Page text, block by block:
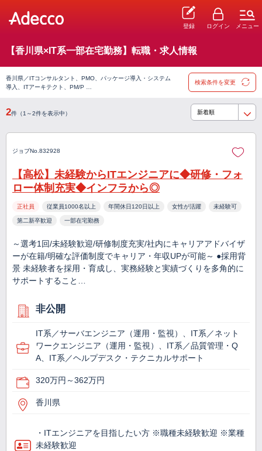
登録 ログイン メニュー
【香川県×IT系一部在宅勤務】転職・求人情報
香川県／ITコンサルタント、PMO、パッケージ導入・システム
導入、ITアーキテクト、PM/P …
検索条件を変更
2件（1～2件を表示中）
ジョブNo.832928
【高松】未経験からITエンジニアに◆研修・フォ
ロー体制充実◆インフラから◎
正社員 従業員1000名以上 年間休日120日以上 女性が活躍 未経験可
第二新卒歓迎 一部在宅勤務
～選考1回/未経験歓迎/研修制度充実/社内にキャリアアドバイザ
ーが在籍/明確な評価制度でキャリア・年収UPが可能～ ●採用背
景 未経験者を採用・育成し、実務経験と実績づくりを多角的に
サポートすること…
非公開
IT系／サーバエンジニア（運用・監視）、IT系／ネット
ワークエンジニア（運用・監視）、IT系／品質管理・Q
A、IT系／ヘルプデスク・テクニカルサポート
320万円～362万円
香川県
・ITエンジニアを目指したい方 ※職種未経験歓迎 ※業種
未経験歓迎